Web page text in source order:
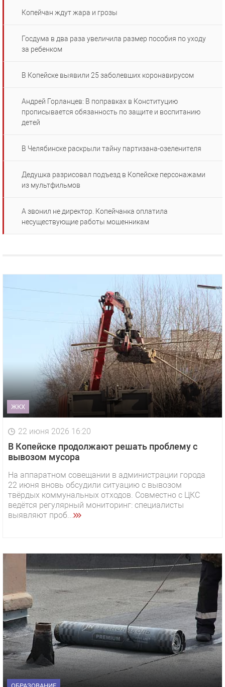
Копейчан ждут жара и грозы
Госдума в два раза увеличила размер пособия по уходу
за ребенком
В Копейске выявили 25 заболевших коронавирусом
Андрей Горланцев: В поправках в Конституцию
прописывается обязанность по защите и воспитанию
детей
В Челябинске раскрыли тайну партизана-озеленителя
Дедушка разрисовал подъезд в Копейске персонажами
из мультфильмов
А звонил не директор. Копейчанка оплатила
несуществующие работы мошенникам
ЖКХ
22 июня 2026 16:20
В Копейске продолжают решать проблему с
вывозом мусора
На аппаратном совещании в администрации города
22 июня вновь обсудили ситуацию с вывозом
твёрдых коммунальных отходов. Совместно с ЦКС
ведётся регулярный мониторинг: специалисты
выявляют проб...